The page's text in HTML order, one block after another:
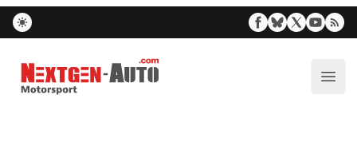
Nextgen-Auto.com